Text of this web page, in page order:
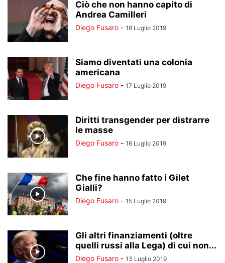
Ciò che non hanno capito di
Andrea Camilleri
Diego Fusaro - 18 Luglio 2019
Siamo diventati una colonia
americana
Diego Fusaro - 17 Luglio 2019
Diritti transgender per distrarre
le masse
Diego Fusaro - 16 Luglio 2019
Che fine hanno fatto i Gilet
Gialli?
Diego Fusaro - 15 Luglio 2019
Gli altri finanziamenti (oltre
quelli russi alla Lega) di cui non...
Diego Fusaro - 13 Luglio 2019